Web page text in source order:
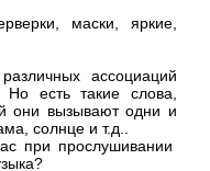
маски, яркие,
ассоциаций
есть такие слова,
они вызывают одни и
солнце и т.д..
при прослушивании